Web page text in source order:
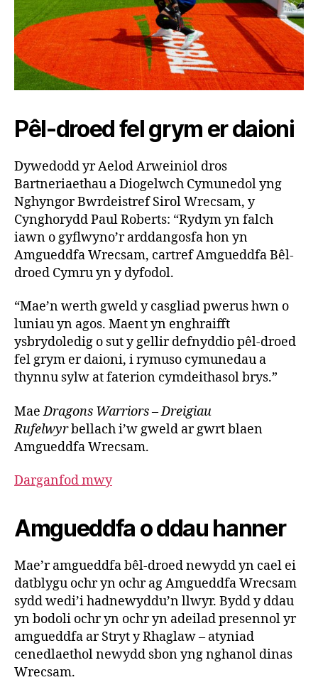
Pêl-droed fel grym er daioni
Dywedodd yr Aelod Arweiniol dros
Bartneriaethau a Diogelwch Cymunedol yng
Nghyngor Bwrdeistref Sirol Wrecsam, y
Cynghorydd Paul Roberts: “Rydym yn falch
iawn o gyflwyno’r arddangosfa hon yn
Amgueddfa Wrecsam, cartref Amgueddfa Bêl-
droed Cymru yn y dyfodol.
“Mae’n werth gweld y casgliad pwerus hwn o
luniau yn agos. Maent yn enghraifft
ysbrydoledig o sut y gellir defnyddio pêl-droed
fel grym er daioni, i rymuso cymunedau a
thynnu sylw at faterion cymdeithasol brys.”
MaeDragons Warriors – Dreigiau
Rufelwyrbellach i’w gweld ar gwrt blaen
Amgueddfa Wrecsam.
Darganfod mwy
Amgueddfa o ddau hanner
Mae’r amgueddfa bêl-droed newydd yn cael ei
datblygu ochr yn ochr ag Amgueddfa Wrecsam
sydd wedi’i hadnewyddu’n llwyr. Bydd y ddau
yn bodoli ochr yn ochr yn adeilad presennol yr
amgueddfa ar Stryt y Rhaglaw – atyniad
cenedlaethol newydd sbon yng nghanol dinas
Wrecsam.